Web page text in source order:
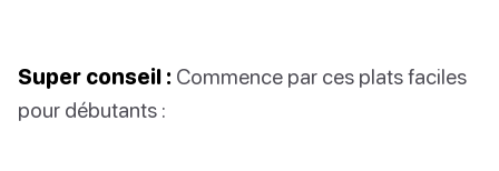
Super conseil : Commence par ces plats faciles
pour débutants :